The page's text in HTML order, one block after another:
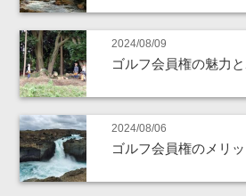
2024/08/09
ゴルフ会員権の魅力
2024/08/06
ゴルフ会員権のメリ